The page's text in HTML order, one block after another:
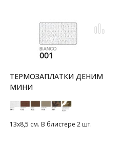
ТЕРМОЗАПЛАТКИ ДЕНИМ
МИНИ
13х8,5 см. В блистере 2 шт.